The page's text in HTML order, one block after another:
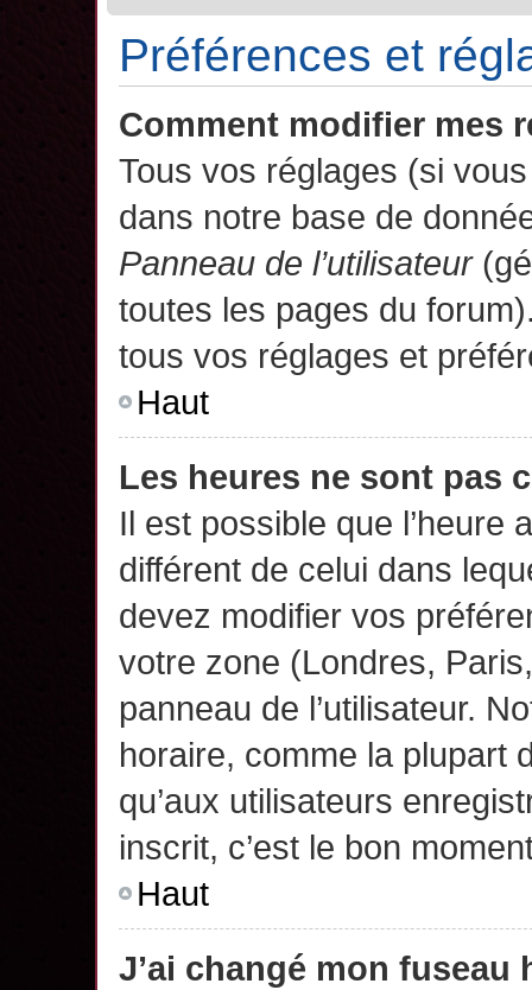
Préférences et
Comment modifier mes
Tous vos réglages (si
dans notre base de
Panneau de l’utilisateur
toutes les pages du
tous vos réglages et
Haut
Les heures ne sont pas
Il est possible que l’heure
différent de celui dans
devez modifier vos
votre zone (Londres,
panneau de l’utilisateur.
horaire, comme la plupart
qu’aux utilisateurs
inscrit, c’est le bon
Haut
J’ai changé mon fuseau